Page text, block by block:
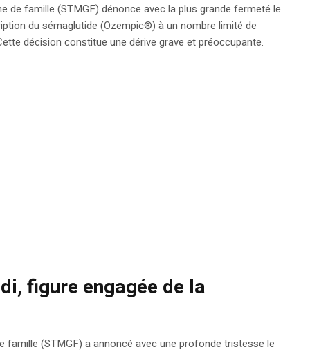
de famille (STMGF) dénonce avec la plus grande fermeté le
du sémaglutide (Ozempic®) à un nombre limité de
décision constitue une dérive grave et préoccupante.
figure engagée de la
famille (STMGF) a annoncé avec une profonde tristesse le